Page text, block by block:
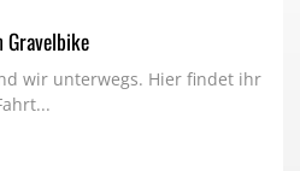
wir unterwegs. Hier findet ihr